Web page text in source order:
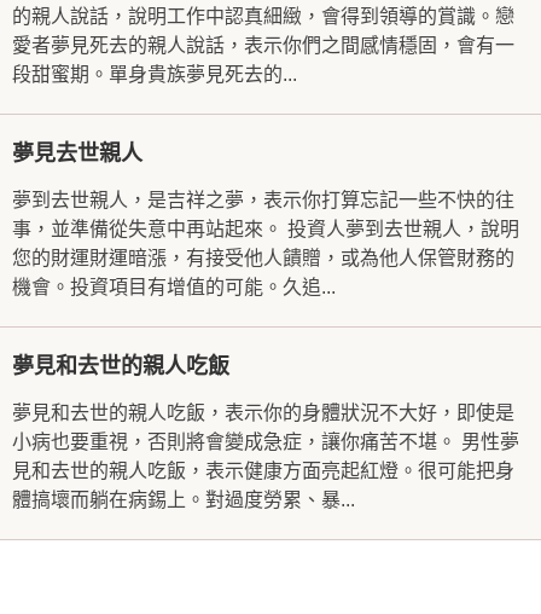
的親人說話，說明工作中認真細緻，會得到領導的賞識。戀
愛者夢見死去的親人說話，表示你們之間感情穩固，會有一
段甜蜜期。單身貴族夢見死去的...
夢見去世親人
夢到去世親人，是吉祥之夢，表示你打算忘記一些不快的往
事，並準備從失意中再站起來。 投資人夢到去世親人，說明
您的財運財運暗漲，有接受他人饋贈，或為他人保管財務的
機會。投資項目有增值的可能。久追...
夢見和去世的親人吃飯
夢見和去世的親人吃飯，表示你的身體狀況不大好，即使是
小病也要重視，否則將會變成急症，讓你痛苦不堪。 男性夢
見和去世的親人吃飯，表示健康方面亮起紅燈。很可能把身
體搞壞而躺在病錫上。對過度勞累、暴...